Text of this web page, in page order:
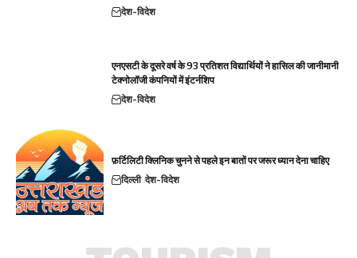
देश-विदेश
एनएसटी के दूसरे वर्ष के 93 प्रतिशत विद्यार्थियों ने हासिल की जानीमानी
टेक्नोलॉजी कंपनियों में इंटर्नशिप
देश-विदेश
फ़र्टिलिटी क्लिनिक चुनने से पहले इन बातों पर जरूर ध्यान देना चाहिए
दिल्ली देश-विदेश